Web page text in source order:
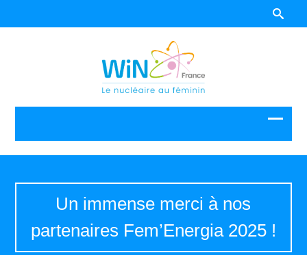
Un immense merci à nos
partenaires Fem’Energia 2025 !